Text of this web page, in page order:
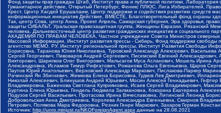
Фонд защиты прав граждан Штаб, Институт права и публичной политики,
Гуманитарное действие, Открытый Петербург, Феникс ПЛЮС, Лига Избирателей,
Крест, Центр Хасдей Ерушалаим, Центр поддержки и содействия развитию средств
информационных инициатив Действие, ВМЕСТЕ, Благотворительный фонд охраны
Так, центр Сова, центр Анна, Проект Апрель, Самарская губерния, Эра здоровья,
защиты СИБАЛЬТ, Уральская правозащитная группа, Женщины Евразии, Рязанский
человека, Дальневосточный центр развития гражданских инициатив и социального
АКАДЕМИЯ ПО ПРАВАМ ЧЕЛОВЕКА, Частное учреждение Совета Министров северных
Массовой Информации, Институт развития прессы - Сибирь, Фонд поддержки
агентство МЕМО. РУ, Институт региональной прессы, Институт Развития Свободы
Борисовна, Таранова Юлия Николаевна, Туровский Александр Алексеевич,
Сергей Георгиевич, Пивоваров Андрей Сергеевич, Писемский Евгений
Викторович, Шарипков Олег Викторович, Мальсагов Муса Асланович, Мошель Ирина
Александровна, Исламов Тимур Рифгатович, Романова Ольга Евгеньевна, Щаров
Паутов Юрий Анатольевич, Верховский Александр Маркович, Пислакова-Паркер
Рачинский Ян Збигневич, Жемкова Елена Борисовна, Гудков Лев Дмитриевич,
Николай Алексеевич, Блинушов Андрей Юрьевич, Мосин Алексей Геннадьевич,
Владимировна, Баженова Светлана Куприяновна, Исаев Сергей Владимирович,
Буртина Елена Юрьевна, Гендель Людмила Залмановна, Кокорина Екатерина
Подузов Сергей Васильевич, Протасова Ирина Вячеславовна, Литинский Леонид
Добровольская Анна Дмитриевна, Королева Александра Евгеньевна, Смирнов
Петрович, Полякова Мара Федоровна, Резник Генри Маркович, Захаров Герман
Источник: http://unro.minjust.ru/NKOForeignAgent.aspx данные на 28.08.2021